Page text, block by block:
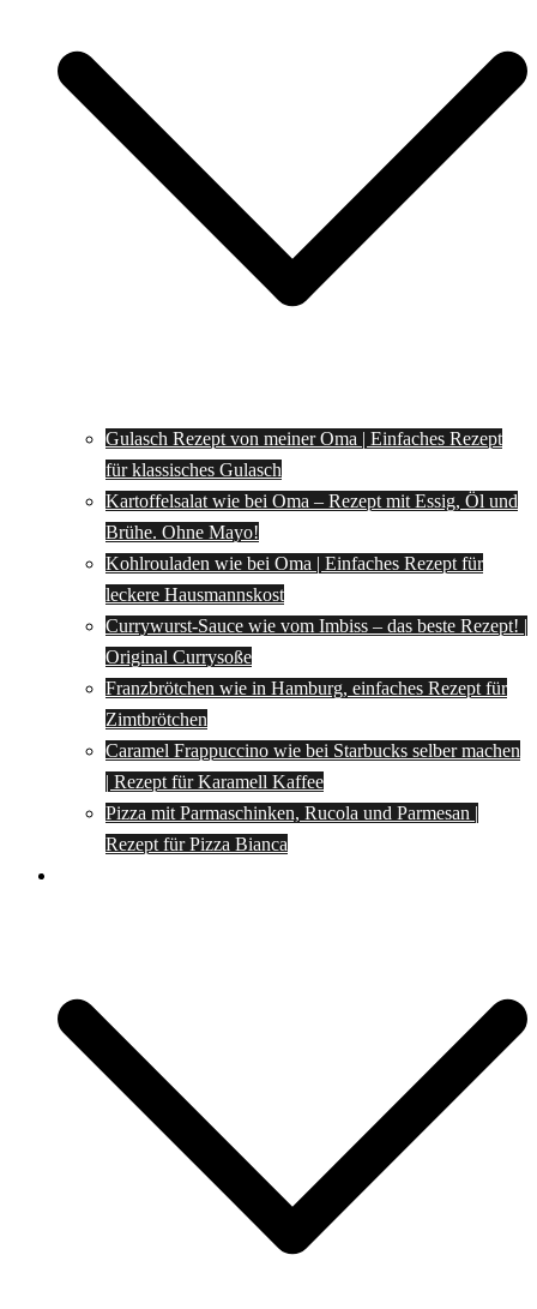
Gulasch Rezept von meiner Oma | Einfaches Rezept
für klassisches Gulasch
Kartoffelsalat wie bei Oma – Rezept mit Essig, Öl und
Brühe. Ohne Mayo!
Kohlrouladen wie bei Oma | Einfaches Rezept für
leckere Hausmannskost
Currywurst-Sauce wie vom Imbiss – das beste Rezept! |
Original Currysoße
Franzbrötchen wie in Hamburg, einfaches Rezept für
Zimtbrötchen
Caramel Frappuccino wie bei Starbucks selber machen
| Rezept für Karamell Kaffee
Pizza mit Parmaschinken, Rucola und Parmesan |
Rezept für Pizza Bianca